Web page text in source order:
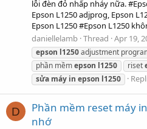
lỗi đèn đỏ nhấp nháy nữa.
Epson L1250 adjprog, Epson
Epson L1250 #Epson L1250
daniellelamb Thread Apr 19,
epson l1250adjustment
phần mềmepson l1250 riset
sửa máy in epson l1250
D
Phần mềm reset máy
nhớ